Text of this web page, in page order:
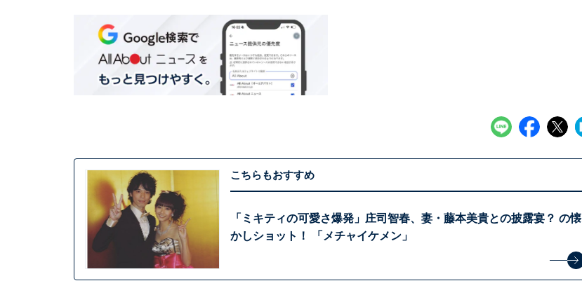
こちらもおすすめ
「ミキティの可愛さ爆発」庄司智春、妻・藤本美貴との披露宴？ の懐
かしショット！ 「メチャイケメン」